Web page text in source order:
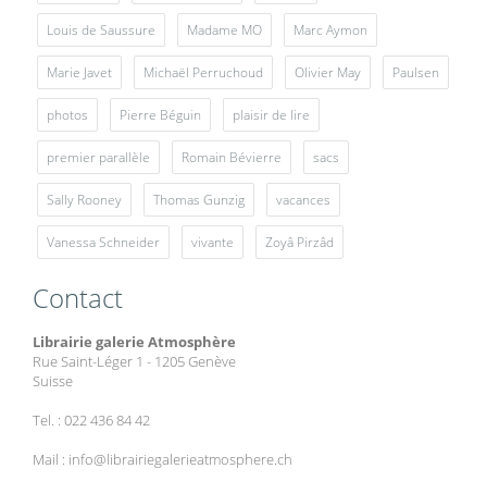
Louis de Saussure Madame MO Marc Aymon
Marie Javet Michaël Perruchoud Olivier May Paulsen
photos Pierre Béguin plaisir de lire
premier parallèle Romain Bévierre sacs
Sally Rooney Thomas Gunzig vacances
Vanessa Schneider vivante Zoyâ Pirzâd
Contact
Librairie galerie Atmosphère
Rue Saint-Léger 1 - 1205 Genève
Suisse
Tel. : 022 436 84 42
Mail : info@librairiegalerieatmosphere.ch